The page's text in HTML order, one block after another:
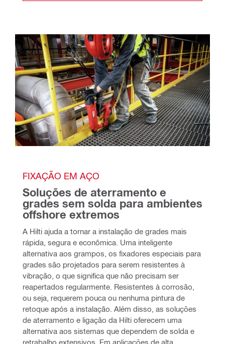
FIXAÇÃO EM AÇO
Soluções de aterramento e
grades sem solda para ambientes
offshore extremos
A Hilti ajuda a tornar a instalação de grades mais
rápida, segura e econômica. Uma inteligente
alternativa aos grampos, os fixadores especiais para
grades são projetados para serem resistentes à
vibração, o que significa que não precisam ser
reapertados regularmente. Resistentes à corrosão,
ou seja, requerem pouca ou nenhuma pintura de
retoque após a instalação. Além disso, as soluções
de aterramento e ligação da Hilti oferecem uma
alternativa aos sistemas que dependem de solda e
retrabalho extensivos. Em aplicações de alta